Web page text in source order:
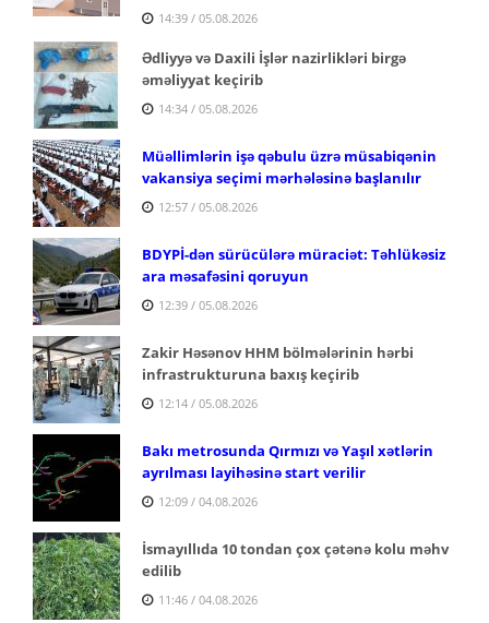
14:39 / 05.08.2026
Ədliyyə və Daxili İşlər nazirlikləri birgə
əməliyyat keçirib
14:34 / 05.08.2026
Müəllimlərin işə qəbulu üzrə müsabiqənin
vakansiya seçimi mərhələsinə başlanılır
12:57 / 05.08.2026
BDYPİ-dən sürücülərə müraciət: Təhlükəsiz
ara məsafəsini qoruyun
12:39 / 05.08.2026
Zakir Həsənov HHM bölmələrinin hərbi
infrastrukturuna baxış keçirib
12:14 / 05.08.2026
Bakı metrosunda Qırmızı və Yaşıl xətlərin
ayrılması layihəsinə start verilir
12:09 / 04.08.2026
İsmayıllıda 10 tondan çox çətənə kolu məhv
edilib
11:46 / 04.08.2026